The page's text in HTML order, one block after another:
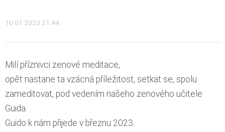
10.01.2023 21:44
Milí příznivci zenové meditace,
opět nastane ta vzácná příležitost, setkat se, spolu
zameditovat, pod vedením našeho zenového učitele
Guida.
Guido k nám přijede v březnu 2023.